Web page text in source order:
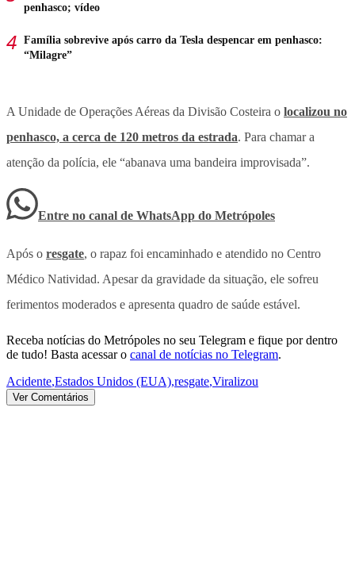
penhasco; vídeo
Família sobrevive após carro da Tesla despencar em penhasco:
“Milagre”
A Unidade de Operações Aéreas da Divisão Costeira o localizou no
penhasco, a cerca de 120 metros da estrada. Para chamar a
atenção da polícia, ele “abanava uma bandeira improvisada”.
Entre no canal de WhatsApp do Metrópoles
Após o resgate, o rapaz foi encaminhado e atendido no Centro
Médico Natividad. Apesar da gravidade da situação, ele sofreu
ferimentos moderados e apresenta quadro de saúde estável.
Receba notícias do Metrópoles no seu Telegram e fique por dentro
de tudo! Basta acessar o canal de notícias no Telegram.
Acidente,Estados Unidos (EUA),resgate,Viralizou
Ver Comentários